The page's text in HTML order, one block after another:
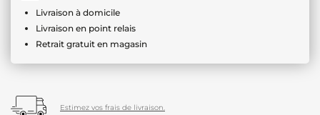
Livraison à domicile
Livraison en point relais
Retrait gratuit en magasin
Estimez vos frais de livraison.